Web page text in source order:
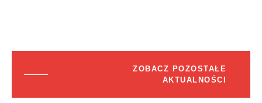
ZOBACZ POZOSTAŁE
AKTUALNOŚCI